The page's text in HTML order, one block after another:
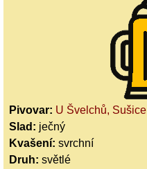
Pivovar: U Švelchů, Sušice
Slad: ječný
Kvašení: svrchní
Druh: světlé